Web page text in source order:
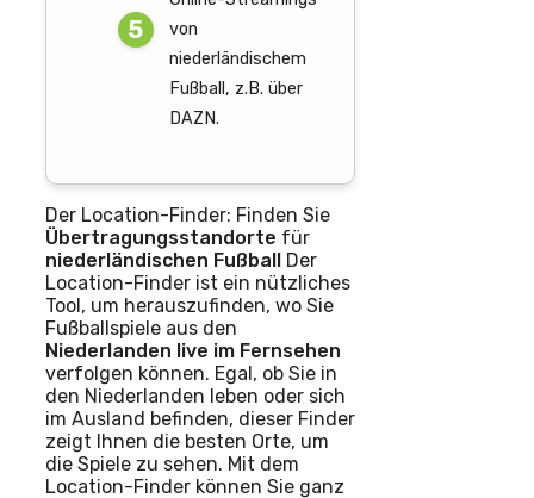
von
niederländischem
Fußball, z.B. über
DAZN.
Der Location-Finder: Finden Sie
Übertragungsstandorte für
niederländischen Fußball
Der
Location-Finder ist ein nützliches
Tool, um herauszufinden, wo Sie
Fußballspiele aus den
Niederlanden live im Fernsehen
verfolgen können. Egal, ob Sie in
den Niederlanden leben oder sich
im Ausland befinden, dieser Finder
zeigt Ihnen die besten Orte, um
die Spiele zu sehen. Mit dem
Location-Finder können Sie ganz